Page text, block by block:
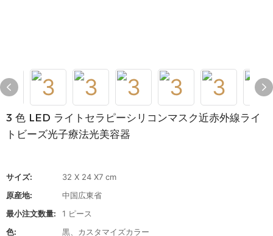
3 色 LED ライトセラピーシリコンマスク近赤外線ライ
トビーズ光子療法光美容器
サイズ:
32 X 24 X7 cm
原産地:
中国広東省
最小注文数量:
1 ピース
色:
黒、カスタマイズカラー